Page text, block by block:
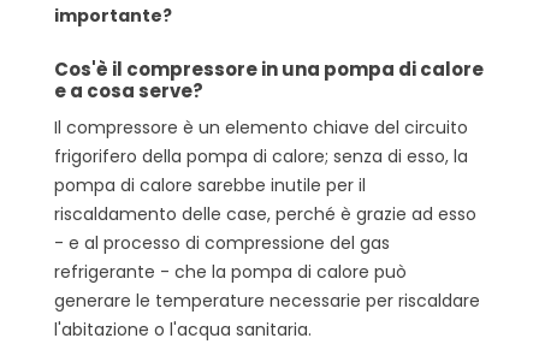
importante?
Cos'è il compressore in una pompa di calore
e a cosa serve?
Il compressore è un elemento chiave del circuito
frigorifero della pompa di calore; senza di esso, la
pompa di calore sarebbe inutile per il
riscaldamento delle case, perché è grazie ad esso
- e al processo di compressione del gas
refrigerante - che la pompa di calore può
generare le temperature necessarie per riscaldare
l'abitazione o l'acqua sanitaria.